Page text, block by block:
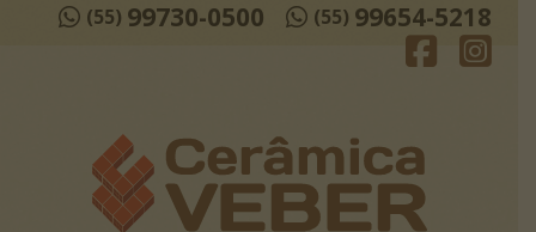
(55) 99730-0500 (55) 99654-5218